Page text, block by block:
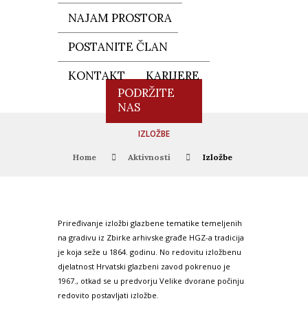
NAJAM PROSTORA
POSTANITE ČLAN
KONTAKT
KARIJERE
PODRŽITE
NAS
IZLOŽBE
Home Aktivnosti Izložbe
Priređivanje izložbi glazbene tematike temeljenih
na gradivu iz Zbirke arhivske građe HGZ-a tradicija
je koja seže u 1864. godinu. No redovitu izložbenu
djelatnost Hrvatski glazbeni zavod pokrenuo je
1967., otkad se u predvorju Velike dvorane počinju
redovito postavljati izložbe.